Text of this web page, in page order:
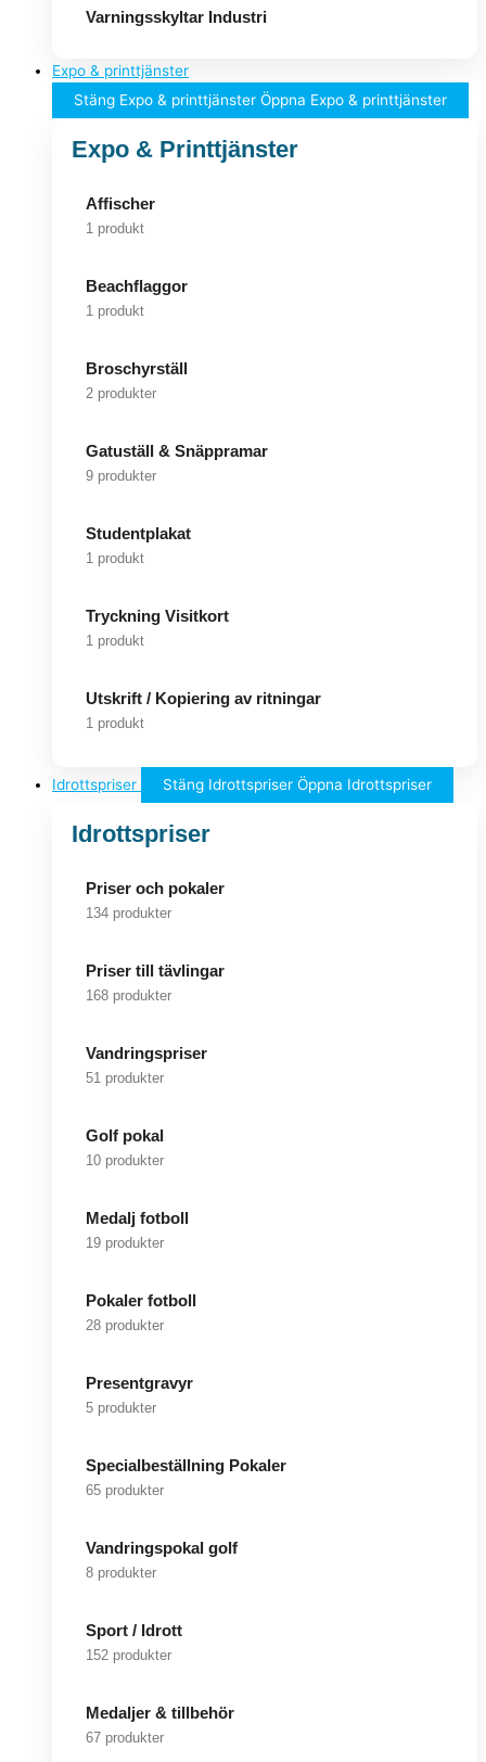
Varningsskyltar Industri
Expo & printtjänster
Stäng Expo & printtjänster Öppna Expo & printtjänster
Expo & Printtjänster
Affischer
1 produkt
Beachflaggor
1 produkt
Broschyrställ
2 produkter
Gatuställ & Snäppramar
9 produkter
Studentplakat
1 produkt
Tryckning Visitkort
1 produkt
Utskrift / Kopiering av ritningar
1 produkt
Idrottspriser Stäng Idrottspriser Öppna Idrottspriser
Idrottspriser
Priser och pokaler
134 produkter
Priser till tävlingar
168 produkter
Vandringspriser
51 produkter
Golf pokal
10 produkter
Medalj fotboll
19 produkter
Pokaler fotboll
28 produkter
Presentgravyr
5 produkter
Specialbeställning Pokaler
65 produkter
Vandringspokal golf
8 produkter
Sport / Idrott
152 produkter
Medaljer & tillbehör
67 produkter